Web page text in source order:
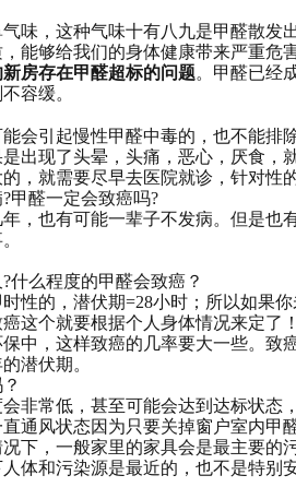
味，这种气味十有八九是甲醛散发
能够给我们的身体健康带来严重危
房存在甲醛超标的问题。甲醛已经
容缓。
会引起慢性甲醛中毒的，也不能排
出现了头晕，头痛，恶心，厌食，
，就需要尽早去医院就诊，针对性
甲醛一定会致癌吗?
，也有可能一辈子不发病。但是也
什么程度的甲醛会致癌？
性的，潜伏期=28小时；所以如果
这个就要根据个人身体情况来定了
中，这样致癌的几率要大一些。致
潜伏期。
非常低，甚至可能会达到达标状态
通风状态因为只要关掉窗户室内甲
下，一般家里的家具会是最主要的
体和污染源是最近的，也不是特别